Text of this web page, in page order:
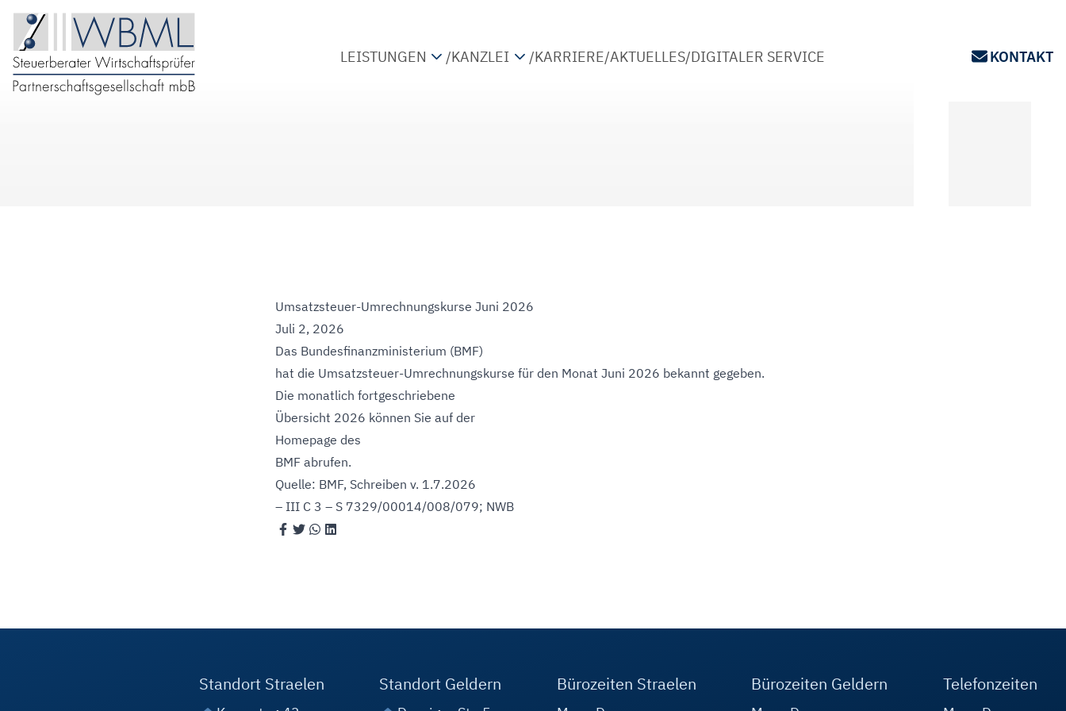
LEISTUNGEN
/KANZLEI
/KARRIERE/AKTUELLES/DIGITALER SERVICE KONTAKT
Umsatzsteuer-Umrechnungskurse Juni 2026
Juli 2, 2026
Das Bundesfinanzministerium (BMF)
hat die Umsatzsteuer-Umrechnungskurse für den Monat Juni 2026 bekannt gegeben.
Die monatlich fortgeschriebene
Übersicht 2026 können Sie auf der
Homepage des
BMF abrufen.
Quelle: BMF, Schreiben v. 1.7.2026
– III C 3 – S 7329/00014/008/079; NWB
Standort Straelen Standort Geldern Bürozeiten Straelen Bürozeiten Geldern Telefonzeiten